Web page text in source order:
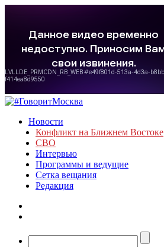
Новости
Конфликт на Ближнем Востоке
СВО
Интервью
Программы и ведущие
Сетка вещания
Редакция